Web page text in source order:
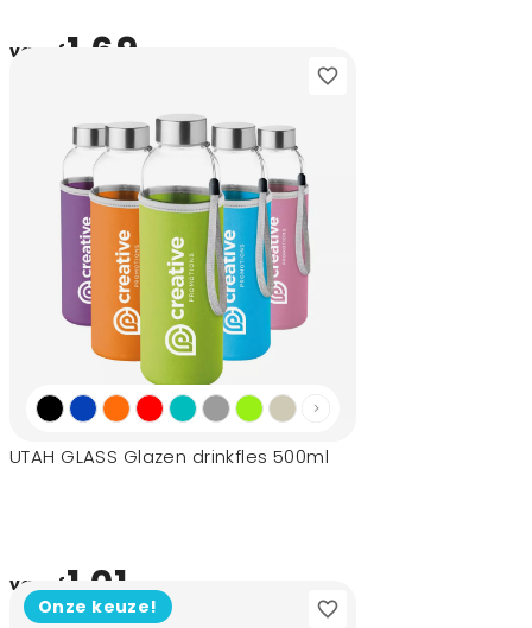
vanaf1,69
UTAH GLASS Glazen drinkfles 500ml
vanaf1,01
Onze keuze!